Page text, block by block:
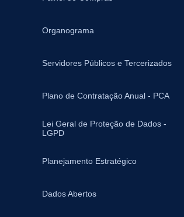
Organograma
Servidores Públicos e Tercerizados
Plano de Contratação Anual - PCA
Lei Geral de Proteção de Dados -
LGPD
Planejamento Estratégico
Dados Abertos